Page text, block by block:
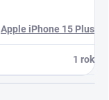
Apple iPhone 15 Plus
1 rok